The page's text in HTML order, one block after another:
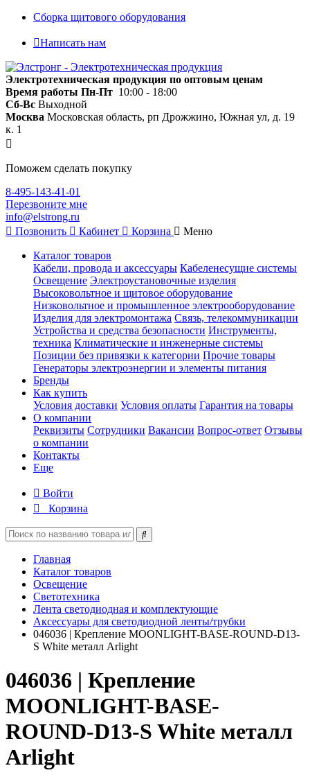
Сборка щитового оборудования
Написать нам
Электротехническая продукция по оптовым ценам
Время работы Пн-Пт 10:00 - 18:00
Сб-Вс Выходной
Москва Московская область, рп Дрожжино, Южная ул, д. 19
к. 1
Поможем сделать покупку
8-495-143-41-01
Перезвоните мне
info@elstrong.ru
Позвонить
Кабинет Корзина Меню
Каталог товаров
Кабели, провода и аксессуары Кабеленесущие системы
Освещение Электроустановочные изделия
Высоковольтное и щитовое оборудование
Низковольтное и промышленное электрооборудование
Изделия для электромонтажа Связь, телекоммуникации
Устройства и средства безопасности Инструменты,
техника Климатические и инженерные системы
Позиции без привязки к категории Прочие товары
Генераторы электроэнергии и элементы питания
Бренды
Как купить
Условия доставки Условия оплаты Гарантия на товары
О компании
Реквизиты Сотрудники Вакансии Вопрос-ответ Отзывы
о компании
Контакты
Еще
Войти
Корзина
Главная
Каталог товаров
Освещение
Светотехника
Лента светодиодная и комплектующие
Аксессуары для светодиодной ленты/трубки
046036 | Крепление MOONLIGHT-BASE-ROUND-D13-
S White металл Arlight
046036 | Крепление
MOONLIGHT-BASE-
ROUND-D13-S White металл
Arlight